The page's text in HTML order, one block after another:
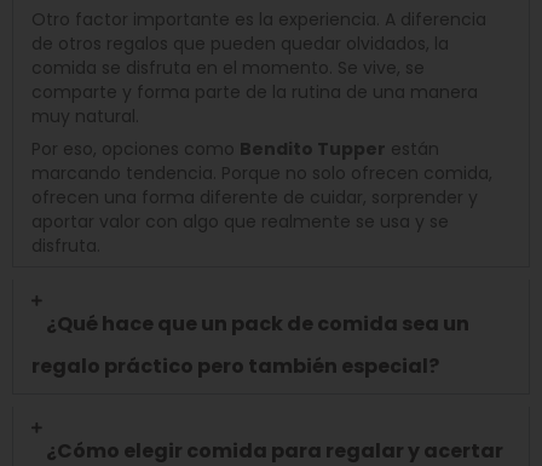
Otro factor importante es la experiencia. A diferencia
de otros regalos que pueden quedar olvidados, la
comida se disfruta en el momento. Se vive, se
comparte y forma parte de la rutina de una manera
muy natural.
Por eso, opciones como Bendito Tupper están
marcando tendencia. Porque no solo ofrecen comida,
ofrecen una forma diferente de cuidar, sorprender y
aportar valor con algo que realmente se usa y se
disfruta.
¿Qué hace que un pack de comida sea un
regalo práctico pero también especial?
¿Cómo elegir comida para regalar y acertar